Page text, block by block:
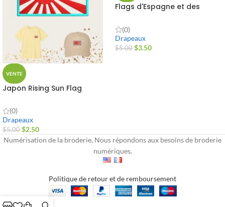
VENTE
Japon Rising Sun Flag
(0)
Drapeaux
$5.00 $2.50
Flags d'Espagne et des
(0)
Drapeaux
$5.00 $3.50
Numérisation de la broderie, Nous répondons aux besoins de broderie
numériques.
Politique de retour et de remboursement